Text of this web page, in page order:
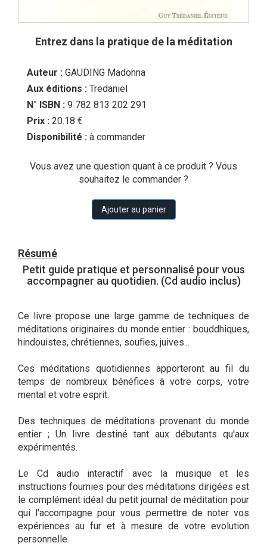
Entrez dans la pratique de la méditation
Auteur : GAUDING Madonna
Aux éditions : Tredaniel
N° ISBN : 9 782 813 202 291
Prix : 20.18 €
Disponibilité : à commander
Vous avez une question quant à ce produit ? Vous
souhaitez le commander ?
Ajouter au panier
Résumé
Petit guide pratique et personnalisé pour vous
accompagner au quotidien. (Cd audio inclus)
Ce livre propose une large gamme de techniques de
méditations originaires du monde entier : bouddhiques,
hindouistes, chrétiennes, soufies, juives...
Ces méditations quotidiennes apporteront au fil du
temps de nombreux bénéfices à votre corps, votre
mental et votre esprit.
Des techniques de méditations provenant du monde
entier ; Un livre destiné tant aux débutants qu'aux
expérimentés.
Le Cd audio interactif avec la musique et les
instructions fournies pour des méditations dirigées est
le complément idéal du petit journal de méditation pour
qui l'accompagne pour vous permettre de noter vos
expériences au fur et à mesure de votre evolution
personnelle.